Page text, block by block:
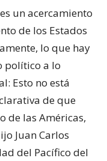
un acercamiento
de los Estados
lo que hay
político a lo
Esto no está
de que
de las Américas,
Juan Carlos
del Pacífico del